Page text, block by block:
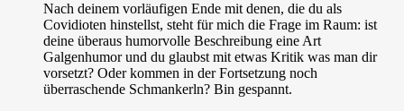
Nach deinem vorläufigen Ende mit denen, die du als
Covidioten hinstellst, steht für mich die Frage im Raum: ist
deine überaus humorvolle Beschreibung eine Art
Galgenhumor und du glaubst mit etwas Kritik was man dir
vorsetzt? Oder kommen in der Fortsetzung noch
überraschende Schmankerln? Bin gespannt.